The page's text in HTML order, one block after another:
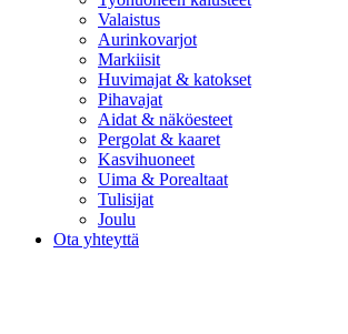
Valaistus
Aurinkovarjot
Markiisit
Huvimajat & katokset
Pihavajat
Aidat & näköesteet
Pergolat & kaaret
Kasvihuoneet
Uima & Porealtaat
Tulisijat
Joulu
Ota yhteyttä